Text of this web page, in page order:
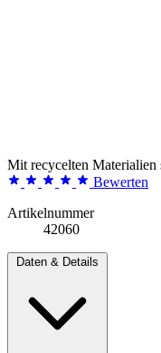
Mit recycelten Materialien
Bewerten
Artikelnummer
42060
Daten & Details